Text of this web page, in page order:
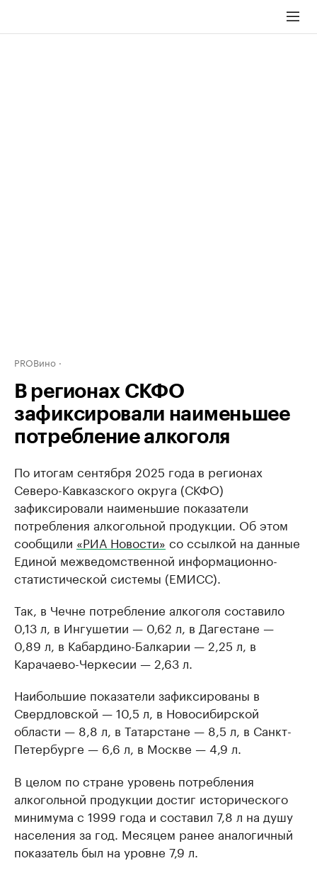
PROВино
В регионах СКФО
зафиксировали наименьшее
потребление алкоголя
По итогам сентября 2025 года в регионах
Северо-Кавказского округа (СКФО)
зафиксировали наименьшие показатели
потребления алкогольной продукции. Об этом
сообщили «РИА Новости» со ссылкой на данные
Единой межведомственной информационно-
статистической системы (ЕМИСС).
Так, в Чечне потребление алкоголя составило
0,13 л, в Ингушетии — 0,62 л, в Дагестане —
0,89 л, в Кабардино-Балкарии — 2,25 л, в
Карачаево-Черкесии — 2,63 л.
Наибольшие показатели зафиксированы в
Свердловской — 10,5 л, в Новосибирской
области — 8,8 л, в Татарстане — 8,5 л, в Санкт-
Петербурге — 6,6 л, в Москве — 4,9 л.
В целом по стране уровень потребления
алкогольной продукции достиг исторического
минимума с 1999 года и составил 7,8 л на душу
населения за год. Месяцем ранее аналогичный
показатель был на уровне 7,9 л.